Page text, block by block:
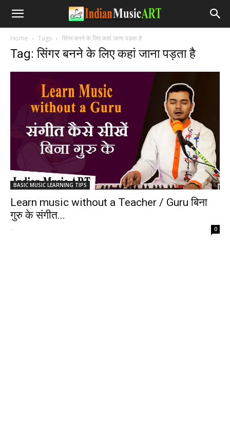
Home Tags सिंगर बनने के लिए कहां जाना पड़ता है
Tag: सिंगर बनने के लिए कहां जाना पड़ता है
BASIC MUSIC LEARNING TIPS
Learn music without a Teacher / Guru बिना
गुरु के संगीत...
- 0